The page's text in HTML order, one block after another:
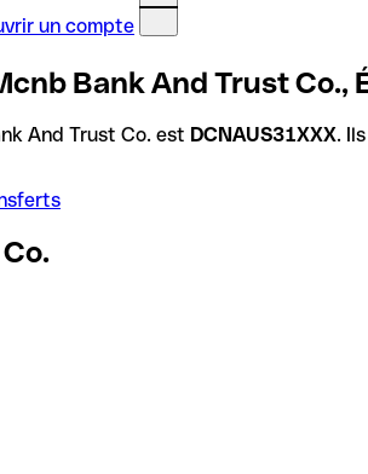
un compte
Bank And Trust Co.,
And Trust Co. est DCNAUS31XXX.